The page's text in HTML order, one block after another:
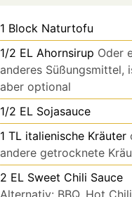
1 Block Naturtofu
1/2 EL Ahornsirup Oder
anderes Süßungsmittel,
aber optional
1/2 EL Sojasauce
1 TL italienische Kräuter
andere getrocknete
2 EL Sweet Chili Sauce
Alternativ: BBQ, Hot